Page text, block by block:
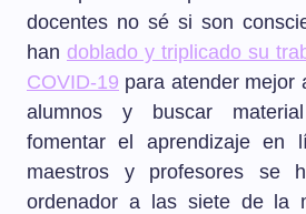
docentes no sé si son
han doblado y triplicado su
COVID-19 para atender mejor
alumnos y buscar
fomentar el aprendizaje en
maestros y profesores se
ordenador a las siete de la